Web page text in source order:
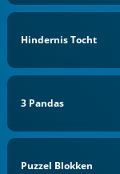
Hindernis Tocht
3 Pandas
Puzzel Blokken